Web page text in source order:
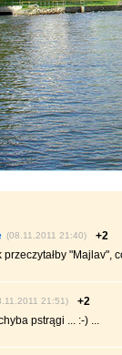
(08.11.2011 21:40)
+2
przeczytałby "Majlav",
21:51)
+2
pstrągi ... :-) ...